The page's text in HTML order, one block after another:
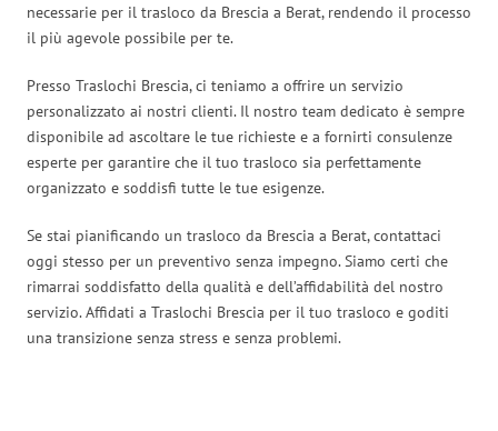
necessarie per il trasloco da Brescia a Berat, rendendo il processo
il più agevole possibile per te.
Presso Traslochi Brescia, ci teniamo a offrire un servizio
personalizzato ai nostri clienti. Il nostro team dedicato è sempre
disponibile ad ascoltare le tue richieste e a fornirti consulenze
esperte per garantire che il tuo trasloco sia perfettamente
organizzato e soddisfi tutte le tue esigenze.
Se stai pianificando un trasloco da Brescia a Berat, contattaci
oggi stesso per un preventivo senza impegno. Siamo certi che
rimarrai soddisfatto della qualità e dell’affidabilità del nostro
servizio. Affidati a Traslochi Brescia per il tuo trasloco e goditi
una transizione senza stress e senza problemi.